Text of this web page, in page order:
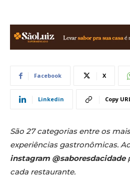
Facebook X
Linkedin Copy
São 27 categorias entre os
experiências gastronômicas.
instagram @saboresdacidade
cada restaurante.